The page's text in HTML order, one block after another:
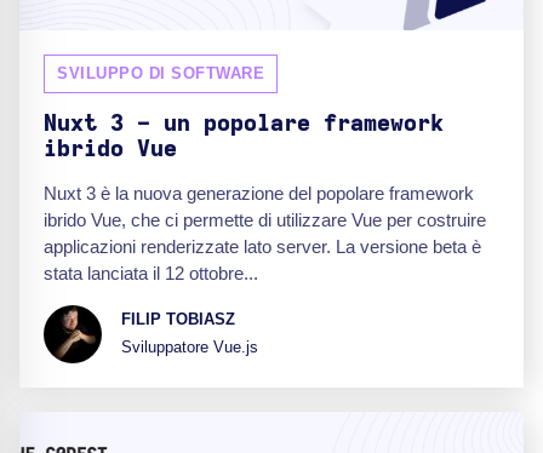
SVILUPPO DI SOFTWARE
Nuxt 3 - un popolare framework
ibrido Vue
Nuxt 3 è la nuova generazione del popolare framework
ibrido Vue, che ci permette di utilizzare Vue per costruire
applicazioni renderizzate lato server. La versione beta è
stata lanciata il 12 ottobre...
FILIP TOBIASZ
Sviluppatore Vue.js